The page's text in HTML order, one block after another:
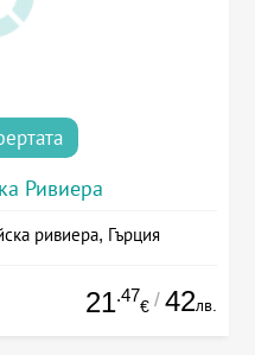
Ривиера
ривиера, Гърция
21.47
€ / 42лв.